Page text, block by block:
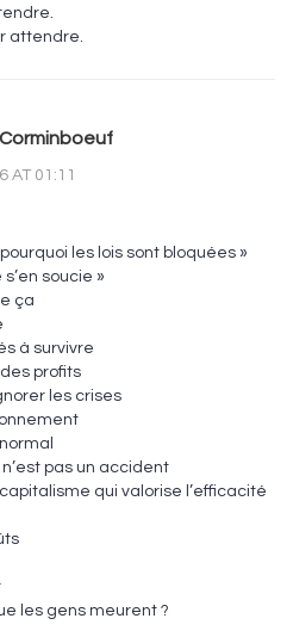
attendre.
AT 01:11
les lois sont bloquées »
soucie »
ça
à survivre
profits
les crises
pas un accident
qui valorise l’efficacité
les gens meurent ?